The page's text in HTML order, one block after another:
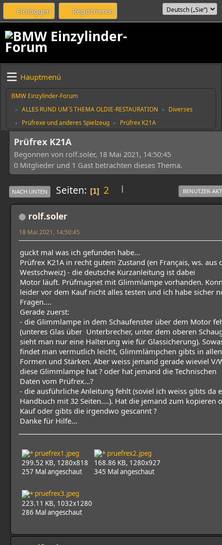
Einloggen Registrieren
Hauptmenü
BMW Einzylinder-Forum
► ALLES RUND UM´S THEMA OLDIE-RESTAURATION ► Diverses
► Prüfrexe und anderes Spielzeug ► Prüfrex K21A
Prüfrex K21A
Begonnen von rolf.soler, 18 Mai 2021, 14:50:45
0 Mitglieder und 1 Gast betrachten dieses Thema.
|
NACH UNTEN Seiten 1 2 BENUTZER-
rolf.soler
18 Mai 2021, 14:50:45
guckt mal was ich gefunden habe...
Prüfrex K21A in recht gutem Zustand (en Français, ws. aus
Westschweiz) - die deutsche Kurzanleitung ist dabei
Motor läuft. Prüfmagnet mit Glimmlampe vorhanden.
leider vor dem Kauf nicht alles testen und ich habe sicher
Fragen....
Gerade zuerst:
- die Glimmlampe in dem Schaufenster über dem Motor
(unteres Glas über Unterbrecher, unter dem oberen
sieht man nur eine Halterung wie für Glassicherung).
findet man vermutlich leicht, Glimmlämpchen gibts in allen
Formen und Stärken. Aber weiss jemand gerade wieviel V/
diese Glimmlampe hat ? oder hat jemand die Technischen
Daten vom Prüfrex...?
- die ausführliche Anleitung fehlt (soviel ich weiss gibts da
Handbuch mit 32 Seiten....). Hat die jemand zum kopieren
Kauf oder gibts die irgendwo gescannt ?
Danke für Hilfe...
pruefrex1.jpeg
299.52 KB, 1280x818
257 Mal angeschaut
pruefrex2.jpeg
168.86 KB, 1280x927
345 Mal angeschaut
pruefrex3.jpeg
223.11 KB, 1032x1280
286 Mal angeschaut